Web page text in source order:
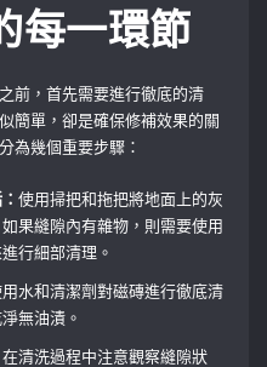
每一環節
前，首先需要進行徹底的清
簡單，卻是確保修補效果的關
為幾個重要步驟：
使用掃把和拖把將地面上的灰
果縫隙內有雜物，則需要使用
行細部清理。
水和清潔劑對磁磚進行徹底清
無油漬。
在清洗過程中注意觀察縫隙狀